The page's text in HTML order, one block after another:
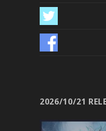
2026/10/21